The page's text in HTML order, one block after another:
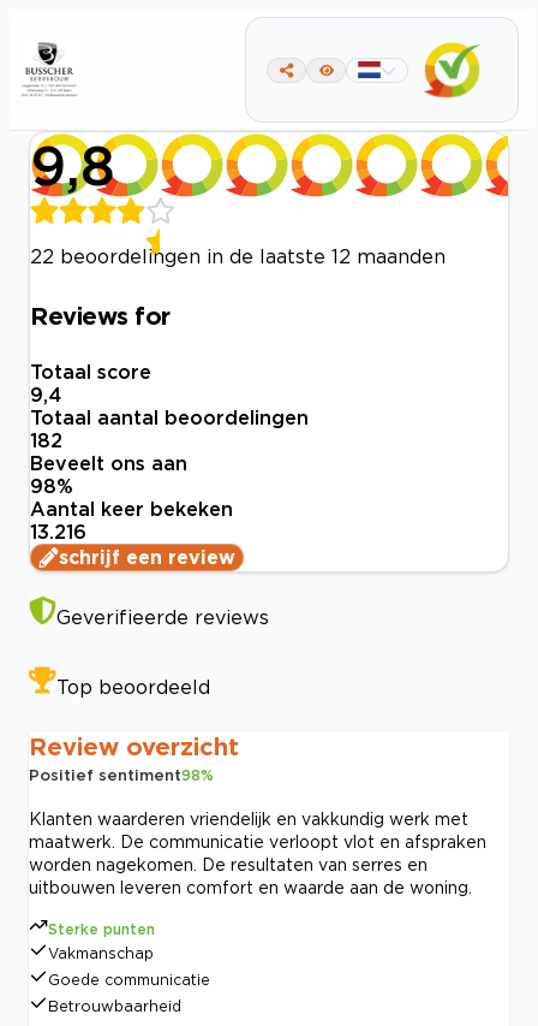
9,8
22 beoordelingen in de laatste 12 maanden
Reviews for
Totaal score
9,4
Totaal aantal beoordelingen
182
Beveelt ons aan
98%
Aantal keer bekeken
13.216
schrijf een review
Geverifieerde reviews
Top beoordeeld
Review overzicht
Positief sentiment98%
Klanten waarderen vriendelijk en vakkundig werk met
maatwerk. De communicatie verloopt vlot en afspraken
worden nagekomen. De resultaten van serres en
uitbouwen leveren comfort en waarde aan de woning.
Sterke punten
Vakmanschap
Goede communicatie
Betrouwbaarheid